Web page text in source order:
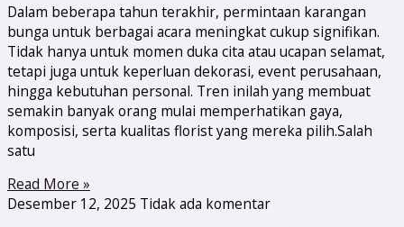
Dalam beberapa tahun terakhir, permintaan karangan
bunga untuk berbagai acara meningkat cukup signifikan.
Tidak hanya untuk momen duka cita atau ucapan selamat,
tetapi juga untuk keperluan dekorasi, event perusahaan,
hingga kebutuhan personal. Tren inilah yang membuat
semakin banyak orang mulai memperhatikan gaya,
komposisi, serta kualitas florist yang mereka pilih.Salah
satu
Read More »
Desember 12, 2025 Tidak ada komentar